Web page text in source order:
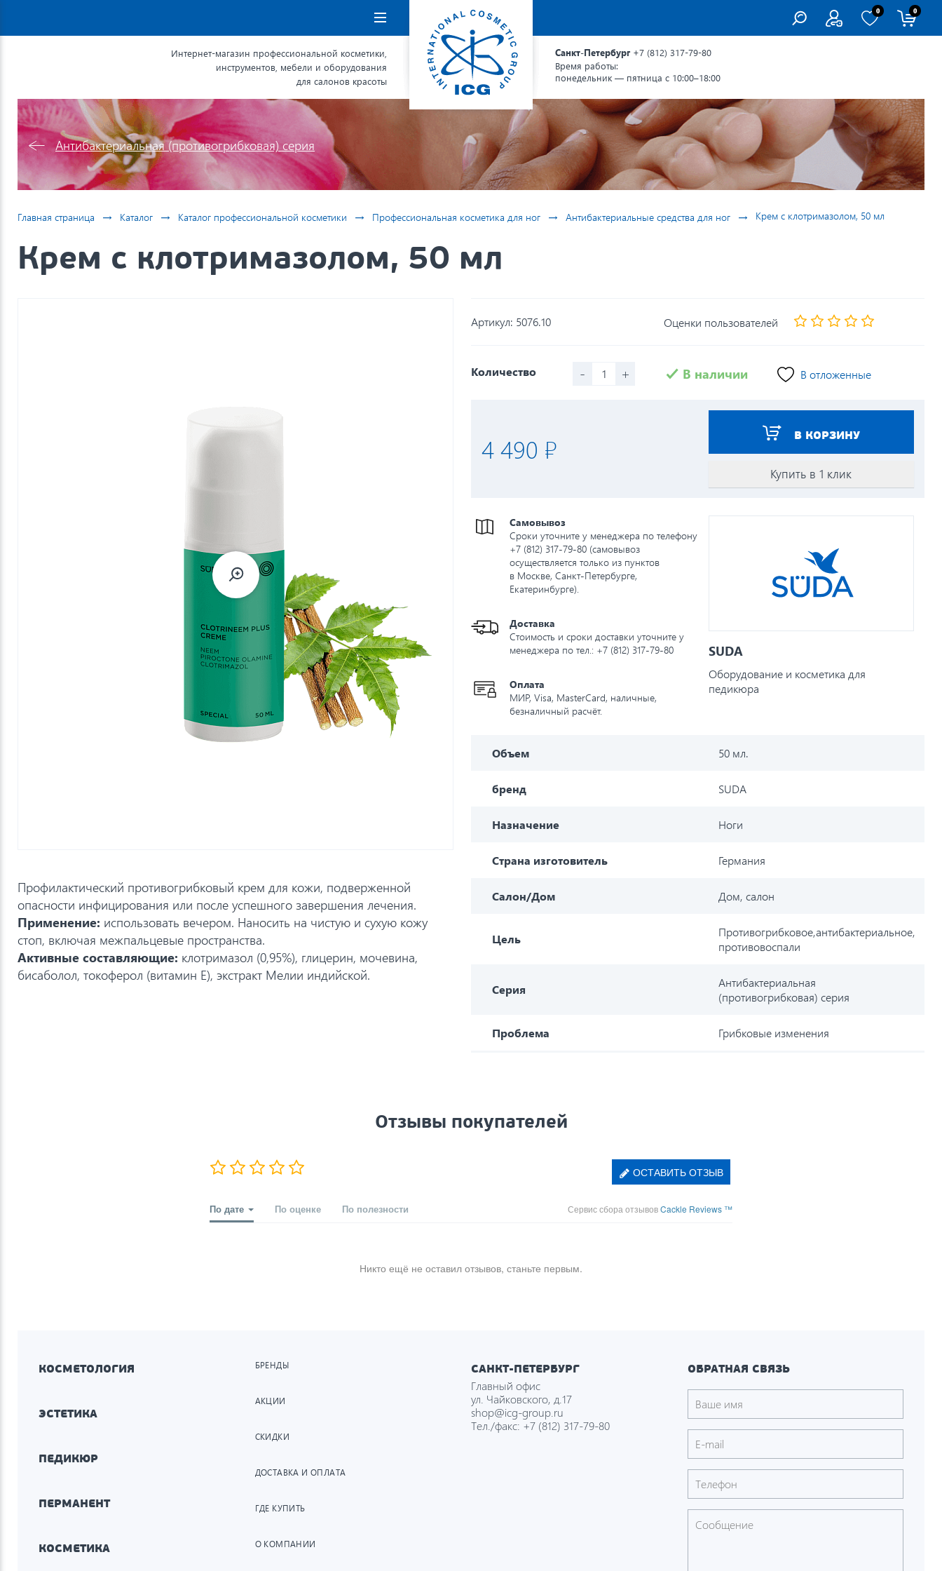
Навигация
0 0
Интернет-магазин профессиональной косметики,
инструментов, мебели и оборудования
для салонов красоты
Санкт-Петербург +7 (812) 317-79-80
Время работы:
понедельник — пятница с 10:00–18:00
Антибактериальная (противогрибковая) серия
Главная страница → Каталог → Каталог профессиональной косметики → Профессиональная косметика для ног → Антибактериальные средства для ног → Крем с клотримазолом, 50 мл
Крем с клотримазолом, 50 мл
Профилактический противогрибковый крем для кожи, подверженной
опасности инфицирования или после успешного завершения лечения.
Применение: использовать вечером. Наносить на чистую и сухую кожу
стоп, включая межпальцевые пространства.
Активные составляющие: клотримазол (0,95%), глицерин, мочевина,
бисаболол, токоферол (витамин Е), экстракт Мелии индийской.
Артикул: 5076.10 Оценки пользователей
Количество - + В наличии В отложенные
4 490 ₽ В КОРЗИНУ
Купить в 1 клик
Самовывоз
Сроки уточните у менеджера по телефону
+7 (812) 317-79-80 (самовывоз
осуществляется только из пунктов
в Москве, Санкт-Петербурге,
Екатеринбурге).
Доставка
Стоимость и сроки доставки уточните у
менеджера по тел.: +7 (812) 317-79-80
Оплата
МИР, Visa, MasterCard, наличные,
безналичный расчёт.
SUDA
Оборудование и косметика для
педикюра
Объем 50 мл.
бренд SUDA
Назначение Ноги
Страна изготовитель Германия
Салон/Дом Дом, салон
Цель
Противогрибковое,антибактериальное,
противовоспали
Серия
Антибактериальная
(противогрибковая) серия
Проблема Грибковые изменения
Отзывы покупателей
ОСТАВИТЬ ОТЗЫВ
По дате По оценке По полезности Сервис сбора отзывовCackle Reviews ™
Никто ещё не оставил отзывов, станьте первым.
КОСМЕТОЛОГИЯ
ЭСТЕТИКА
ПЕДИКЮР
ПЕРМАНЕНТ
КОСМЕТИКА
БРЕНДЫ
АКЦИИ
СКИДКИ
ДОСТАВКА И ОПЛАТА
ГДЕ КУПИТЬ
О КОМПАНИИ
САНКТ-ПЕТЕРБУРГ
Главный офис
ул. Чайковского, д.17
shop@icg-group.ru
Тел./факс: +7 (812) 317-79-80
ОБРАТНАЯ СВЯЗЬ